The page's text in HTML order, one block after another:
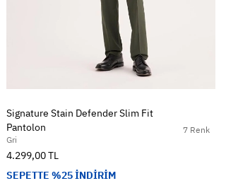
7 Renk
Signature Stain Defender Slim Fit
Pantolon
Gri
4.299,00 TL
SEPETTE %25 İNDİRİM